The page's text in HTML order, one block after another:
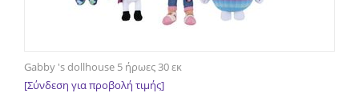
Gabby 's dollhouse 5 ήρωες 30 εκ
[Σύνδεση για προβολή τιμής]